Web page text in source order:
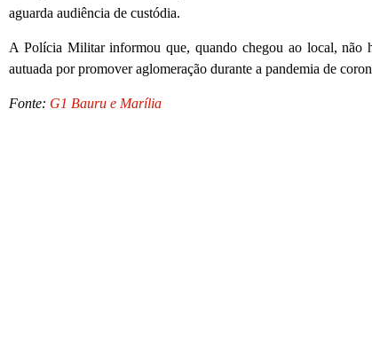
aguarda audiência de custódia.
A Polícia Militar informou que, quando chegou ao local, não
autuada por promover aglomeração durante a pandemia de
Fonte: G1 Bauru e Marília